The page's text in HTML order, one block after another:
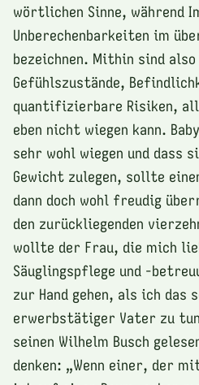
wörtlichen Sinne, während
Unberechenbarkeiten im
bezeichnen. Mithin sind
Gefühlszustände,
quantifizierbare Risiken,
eben nicht wiegen kann.
sehr wohl wiegen und dass
Gewicht zulegen, sollte
dann doch wohl freudig
den zurückliegenden
wollte der Frau, die mich
Säuglingspflege und -
zur Hand gehen, als ich das
erwerbstätiger Vater zu
seinen Wilhelm Busch
denken: „Wenn einer, der